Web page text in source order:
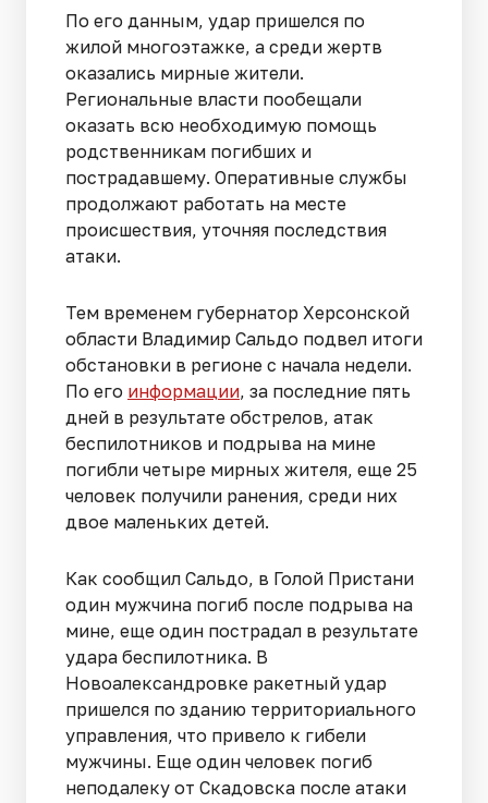
По его данным, удар пришелся по
жилой многоэтажке, а среди жертв
оказались мирные жители.
Региональные власти пообещали
оказать всю необходимую помощь
родственникам погибших и
пострадавшему. Оперативные службы
продолжают работать на месте
происшествия, уточняя последствия
атаки.
Тем временем губернатор Херсонской
области Владимир Сальдо подвел итоги
обстановки в регионе с начала недели.
По его информации, за последние пять
дней в результате обстрелов, атак
беспилотников и подрыва на мине
погибли четыре мирных жителя, еще 25
человек получили ранения, среди них
двое маленьких детей.
Как сообщил Сальдо, в Голой Пристани
один мужчина погиб после подрыва на
мине, еще один пострадал в результате
удара беспилотника. В
Новоалександровке ракетный удар
пришелся по зданию территориального
управления, что привело к гибели
мужчины. Еще один человек погиб
неподалеку от Скадовска после атаки